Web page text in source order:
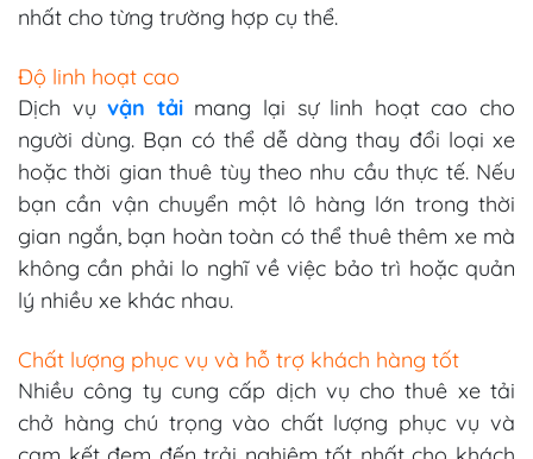
nhất cho từng trường hợp cụ thể.
Độ linh hoạt cao
Dịch vụvận tảimang lại sự linh hoạt cao cho
người dùng. Bạn có thể dễ dàng thay đổi loại xe
hoặc thời gian thuê tùy theo nhu cầu thực tế. Nếu
bạn cần vận chuyển một lô hàng lớn trong thời
gian ngắn, bạn hoàn toàn có thể thuê thêm xe mà
không cần phải lo nghĩ về việc bảo trì hoặc quản
lý nhiều xe khác nhau.
Chất lượng phục vụ và hỗ trợ khách hàng tốt
Nhiều công ty cung cấp dịch vụ cho thuê xe tải
chở hàng chú trọng vào chất lượng phục vụ và